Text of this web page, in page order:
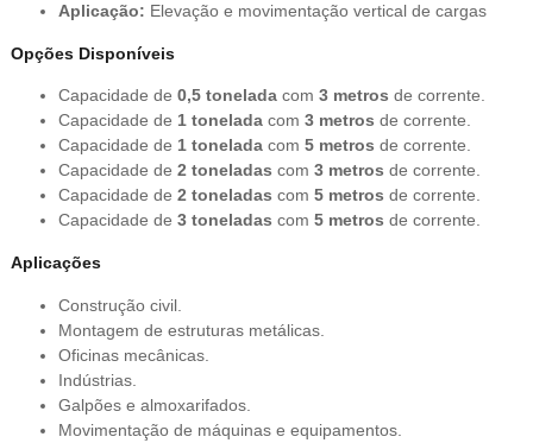
Aplicação: Elevação e movimentação vertical de cargas
Opções Disponíveis
Capacidade de 0,5 toneladacom 3 metros de corrente.
Capacidade de 1 toneladacom 3 metros de corrente.
Capacidade de 1 toneladacom 5 metros de corrente.
Capacidade de 2 toneladas com 3 metros de corrente.
Capacidade de 2 toneladas com 5 metros de corrente.
Capacidade de 3 toneladas com 5 metros de corrente.
Aplicações
Construção civil.
Montagem de estruturas metálicas.
Oficinas mecânicas.
Indústrias.
Galpões e almoxarifados.
Movimentação de máquinas e equipamentos.